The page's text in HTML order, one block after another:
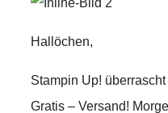
Hallöchen,
Stampin Up!
Gratis – Versand!